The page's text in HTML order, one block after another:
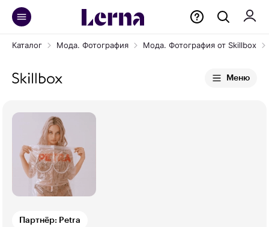
Каталог Мода. Фотография Мода. Фотография от Skillbox
Меню
Партнёр: Petra